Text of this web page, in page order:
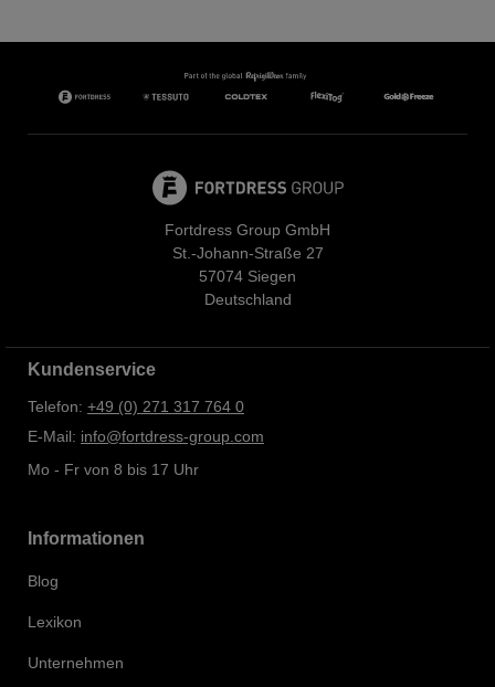
Fortdress Group GmbH
St.-Johann-Straße 27
57074 Siegen
Deutschland
Kundenservice
Telefon: +49 (0) 271 317 764 0
E-Mail: info@fortdress-group.com
Mo - Fr von 8 bis 17 Uhr
Informationen
Blog
Lexikon
Unternehmen